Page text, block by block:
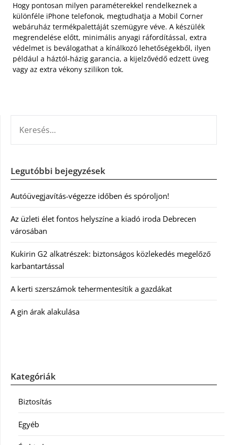
Hogy pontosan milyen paraméterekkel rendelkeznek a
különféle iPhone telefonok, megtudhatja a Mobil Corner
webáruház termékpalettáját szemügyre véve. A készülék
megrendelése előtt, minimális anyagi ráfordítással, extra
védelmet is beválogathat a kínálkozó lehetőségekből, ilyen
például a háztól-házig garancia, a kijelzővédő edzett üveg
vagy az extra vékony szilikon tok.
Legutóbbi bejegyzések
Autóüvegjavítás-végezze időben és spóroljon!
Az üzleti élet fontos helyszíne a kiadó iroda Debrecen
városában
Kukirin G2 alkatrészek: biztonságos közlekedés megelőző
karbantartással
A kerti szerszámok tehermentesítik a gazdákat
A gin árak alakulása
Kategóriák
Biztosítás
Egyéb